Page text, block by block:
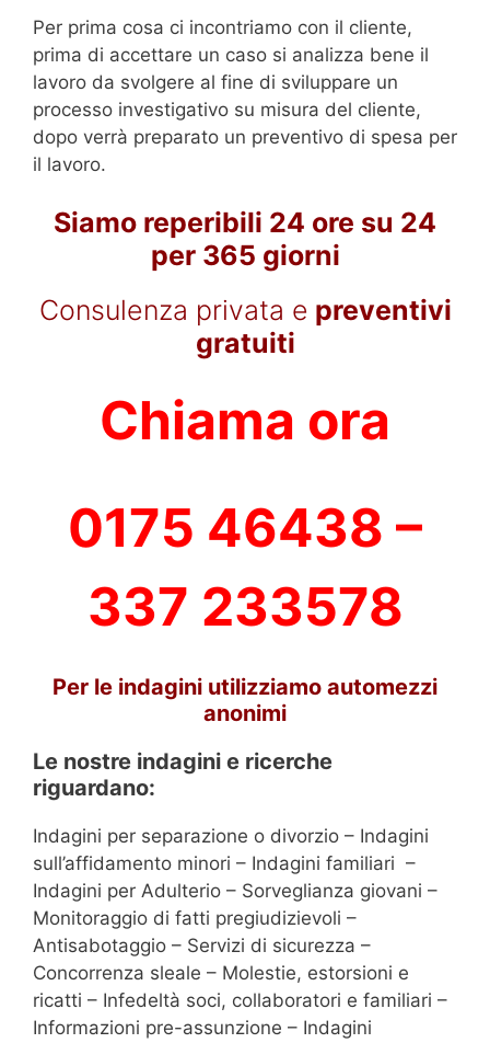
Per prima cosa ci incontriamo con il cliente,
prima di accettare un caso si analizza bene il
lavoro da svolgere al fine di sviluppare un
processo investigativo su misura del cliente,
dopo verrà preparato un preventivo di spesa per
il lavoro.
Siamo reperibili 24 ore su 24
per 365 giorni
Consulenza privata e preventivi
gratuiti
Chiama ora
0175 46438 –
337 233578
Per le indagini utilizziamo automezzi
anonimi
Le nostre indagini e ricerche
riguardano:
Indagini per separazione o divorzio – Indagini
sull’affidamento minori – Indagini familiari –
Indagini per Adulterio – Sorveglianza giovani –
Monitoraggio di fatti pregiudizievoli –
Antisabotaggio – Servizi di sicurezza –
Concorrenza sleale – Molestie, estorsioni e
ricatti – Infedeltà soci, collaboratori e familiari –
Informazioni pre-assunzione – Indagini